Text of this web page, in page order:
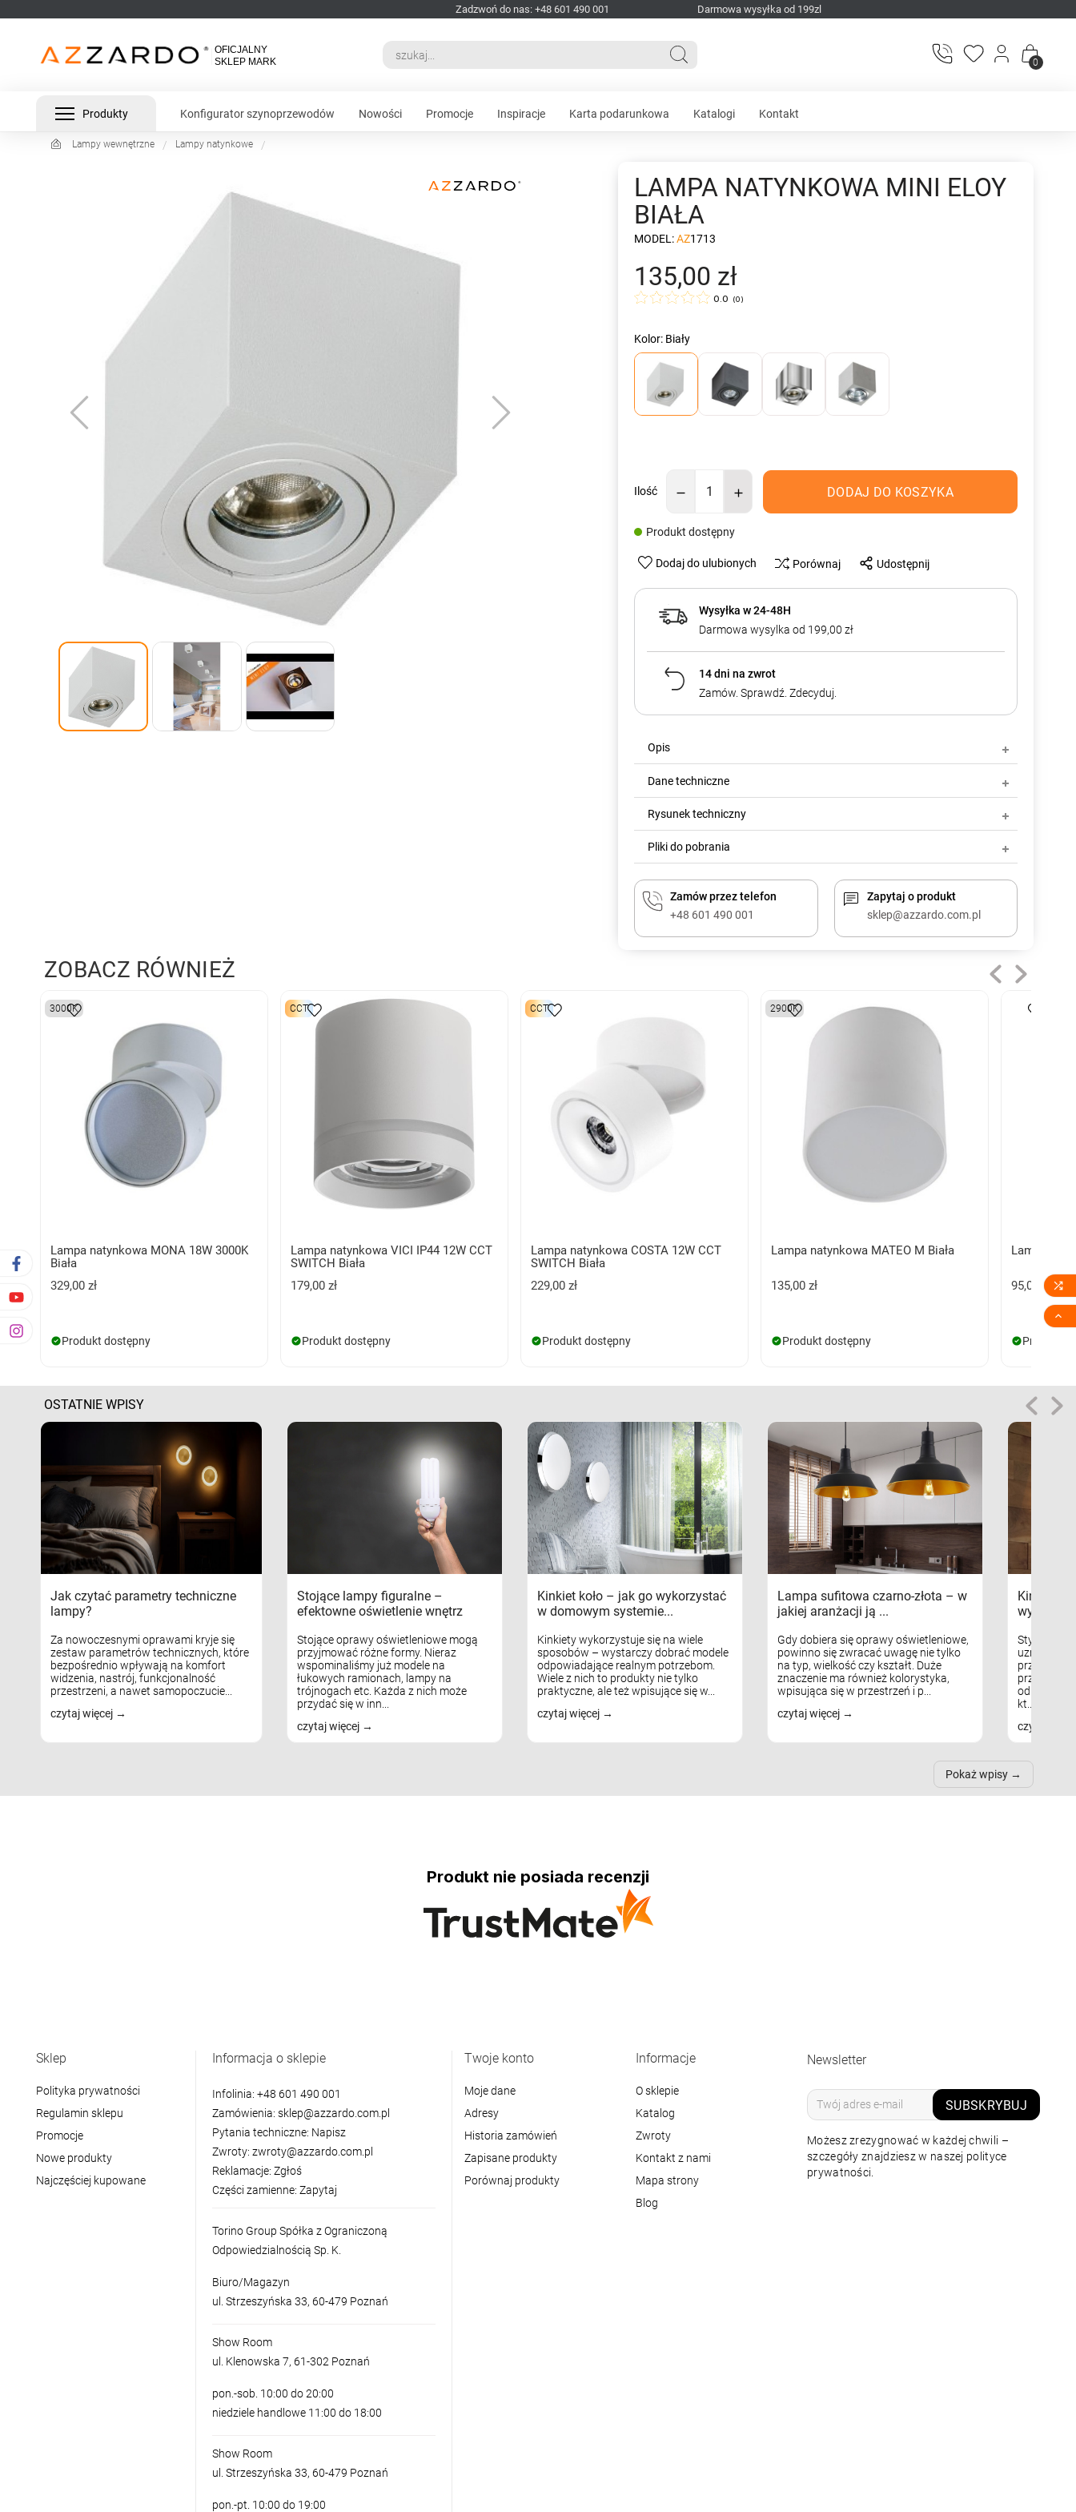
Zadzwoń do nas: +48 601 490 001 Darmowa wysyłka od 199zl
0
Produkty Konfigurator szynoprzewodów Nowości Promocje Inspiracje Karta podarunkowa Katalogi Kontakt
Lampy wewnętrzne Lampy natynkowe
LAMPA NATYNKOWA MINI ELOY
BIAŁA
MODEL:AZ1713
135,00 zł
0.0 (0)
Kolor: Biały
Ilość DODAJ DO KOSZYKA
Produkt dostępny
Dodaj do ulubionych Porównaj Udostępnij
Wysyłka w 24-48H
Darmowa wysylka od 199,00 zł
14 dni na zwrot
Zamów. Sprawdź. Zdecyduj.
Opis
Dane techniczne
Rysunek techniczny
Pliki do pobrania
Zamów przez telefon
+48 601 490 001
Zapytaj o produkt
sklep@azzardo.com.pl
ZOBACZ RÓWNIEŻ
3000K
Lampa natynkowa MONA 18W 3000K
Biała
329,00 zł
Produkt dostępny
CCT
Lampa natynkowa VICI IP44 12W CCT
SWITCH Biała
179,00 zł
Produkt dostępny
CCT
Lampa natynkowa COSTA 12W CCT
SWITCH Biała
229,00 zł
Produkt dostępny
2900K
Lampa natynkowa MATEO M Biała
135,00 zł
Produkt dostępny
Lampa
95,00 zł
Produkt
OSTATNIE WPISY
Jak czytać parametry techniczne
lampy?
Za nowoczesnymi oprawami kryje się
zestaw parametrów technicznych, które
bezpośrednio wpływają na komfort
widzenia, nastrój, funkcjonalność
przestrzeni, a nawet samopoczucie...
czytaj więcej
Stojące lampy figuralne –
efektowne oświetlenie wnętrz
Stojące oprawy oświetleniowe mogą
przyjmować różne formy. Nieraz
wspominaliśmy już modele na
łukowych ramionach, lampy na
trójnogach etc. Każda z nich może
przydać się w inn...
czytaj więcej
Kinkiet koło – jak go wykorzystać
w domowym systemie...
Kinkiety wykorzystuje się na wiele
sposobów – wystarczy dobrać modele
odpowiadające realnym potrzebom.
Wiele z nich to produkty nie tylko
praktyczne, ale też wpisujące się w...
czytaj więcej
Lampa sufitowa czarno-złota – w
jakiej aranżacji ją ...
Gdy dobiera się oprawy oświetleniowe,
powinno się zwracać uwagę nie tylko
na typ, wielkość czy kształt. Duże
znaczenie ma również kolorystyka,
wpisująca się w przestrzeń i p...
czytaj więcej
Kinkiety
Styl
uznaniem
kt...
czytaj
Pokaż wpisy
Produkt nie posiada recenzji
Sklep
Polityka prywatności
Regulamin sklepu
Promocje
Nowe produkty
Najczęściej kupowane
Informacja o sklepie
Infolinia: +48 601 490 001
Zamówienia: sklep@azzardo.com.pl
Pytania techniczne: Napisz
Zwroty: zwroty@azzardo.com.pl
Reklamacje: Zgłoś
Części zamienne: Zapytaj
Torino Group Spółka z Ograniczoną
Odpowiedzialnością Sp. K.
Biuro/Magazyn
ul. Strzeszyńska 33, 60-479 Poznań
Show Room
ul. Klenowska 7, 61-302 Poznań
pon.-sob. 10:00 do 20:00
niedziele handlowe 11:00 do 18:00
Show Room
ul. Strzeszyńska 33, 60-479 Poznań
pon.-pt. 10:00 do 19:00
Twoje konto
Moje dane
Adresy
Historia zamówień
Zapisane produkty
Porównaj produkty
Informacje
O sklepie
Katalog
Zwroty
Kontakt z nami
Mapa strony
Blog
Newsletter
SUBSKRYBUJ
Możesz zrezygnować w każdej chwili –
szczegóły znajdziesz w naszej polityce
prywatności.

